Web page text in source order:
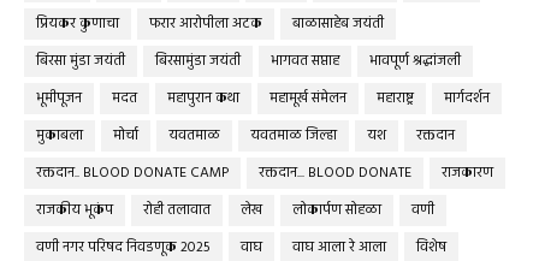
प्रियकर कुणाचा
फरार आरोपीला अटक
बाळासाहेब जयंती
बिरसा मुंडा जयंती
बिरसामुंडा जयंती भागवत सप्ताह
भावपूर्ण श्रद्धांजली
भूमीपूजन
मदत महापुरान कथा महामूर्ख संमेलन महाराष्ट्र
मार्गदर्शन
मुकाबला
मोर्चा यवतमाळ यवतमाळ जिल्हा यश
रक्तदान
रक्तदान.. BLOOD DONATE CAMP
रक्तदान... BLOOD DONATE
राजकारण
राजकीय भूकंप
रोही तलावात लेख लोकार्पण सोहळा
वणी
वणी नगर परिषद निवडणूक 2025
वाघ वाघ आला रे आला
विशेष